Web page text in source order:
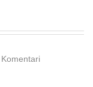
Komentari